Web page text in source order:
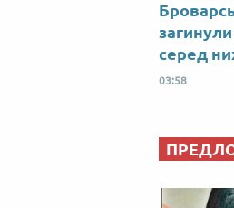
серед
03:58